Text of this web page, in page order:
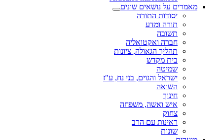
מאמרים על נושאים שונים
יסודות התורה
תורה ומדע
תשובה
חברה ואקטואליה
תהליך הגאולה, ציונות
בית מקדש
שמיטה
ישראל והגוים, בני נח, ע"ז
השואה
חינוך
איש ואשה, משפחה
צחוק
ראינות עם הרב
שונות